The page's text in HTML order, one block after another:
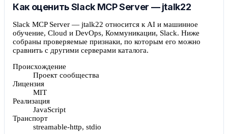
Как оценить Slack MCP Server — jtalk22
Slack MCP Server — jtalk22 относится к AI и машинное
обучение, Cloud и DevOps, Коммуникации, Slack. Ниже
собраны проверяемые признаки, по которым его можно
сравнить с другими серверами каталога.
Происхождение
Проект сообщества
Лицензия
MIT
Реализация
JavaScript
Транспорт
streamable-http, stdio